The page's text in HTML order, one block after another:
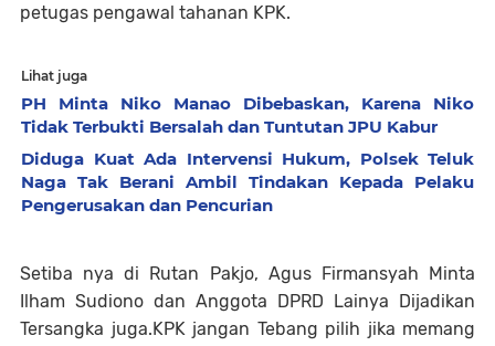
petugas pengawal tahanan KPK.
Lihat juga
PH Minta Niko Manao Dibebaskan, Karena Niko
Tidak Terbukti Bersalah dan Tuntutan JPU Kabur
Diduga Kuat Ada Intervensi Hukum, Polsek Teluk
Naga Tak Berani Ambil Tindakan Kepada Pelaku
Pengerusakan dan Pencurian
Setiba nya di Rutan Pakjo, Agus Firmansyah Minta
Ilham Sudiono dan Anggota DPRD Lainya Dijadikan
Tersangka juga.KPK jangan Tebang pilih jika memang